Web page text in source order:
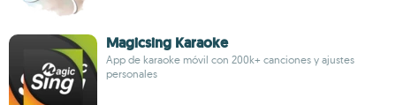
Magicsing Karaoke
App de karaoke móvil con 200k+ canciones y ajustes
personales